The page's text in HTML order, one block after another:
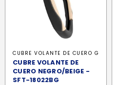
CUBRE VOLANTE DE CUERO G
CUBRE VOLANTE DE
CUERO NEGRO/BEIGE -
SFT-18022BG